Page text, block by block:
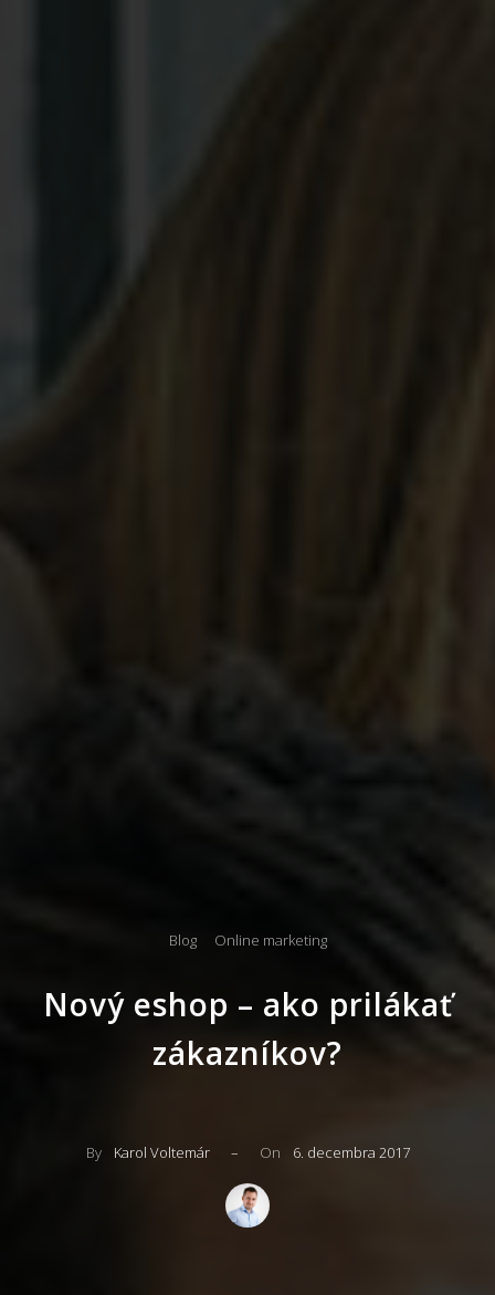
Blog Online marketing
Nový eshop – ako prilákať
zákazníkov?
By Karol Voltemár – On 6. decembra 2017